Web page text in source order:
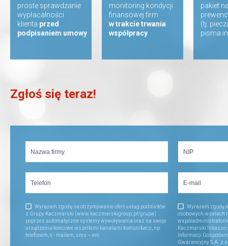
proste sprawdzanie
wypłacalności
klienta przed
podpisaniem umowy
monitoring kondycji
finansowej firm
w trakcie trwania
współpracy
pakiet
(tj.
pisma
Zgłoś się teraz!
Wyrażam zgodę na otrzymywanie ofert usług podmiotów
z Grupy Kaczmarski (www.kaczmarskigroup.pl/grupa)
poprzez automatyczne systemy wywoływania oraz na swoje
urządzenia końcowe wszelkimi kanałami komunikacji, np.
telefonem, e - mailem, sms – em.
Wyrażam zgodę
osobowych w celach
Kaczmarski Inkasso
Informacji
Gwarancyjny S.A. z